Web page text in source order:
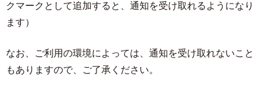
クマークとして追加すると、通知を受け取れるようになり
ます）
なお、ご利用の環境によっては、通知を受け取れないこと
もありますので、ご了承ください。